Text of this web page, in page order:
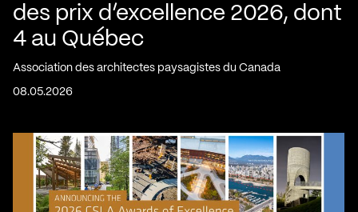
des prix d’excellence 2026, dont
4 au Québec
Association des architectes paysagistes du Canada
08.05.2026